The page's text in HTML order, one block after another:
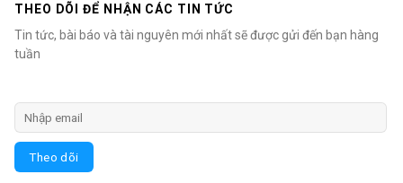
THEO DÕI ĐỂ NHẬN CÁC TIN TỨC
Tin tức, bài báo và tài nguyên mới nhất sẽ được gửi đến bạn hàng
tuần